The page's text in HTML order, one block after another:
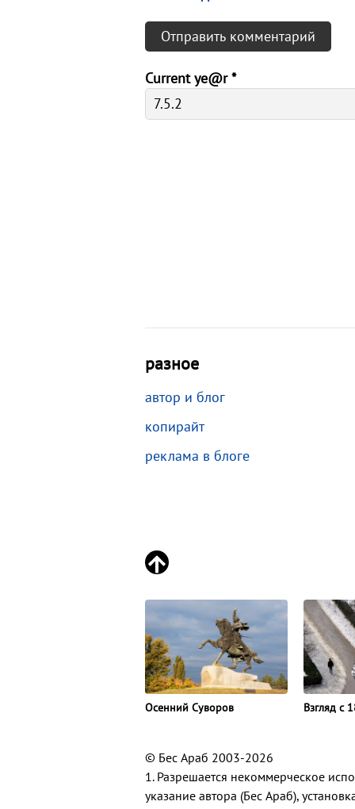
Current ye@r*
разное
автор и блог
копирайт
реклама в блоге
Осенний Суворов Взгляд с
© Бес Араб 2003-2026
1. Разрешается некоммерческое
указание автора (Бес Араб),